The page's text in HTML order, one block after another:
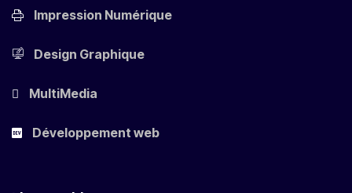
Impression Numérique
Design Graphique
MultiMedia
Développement web